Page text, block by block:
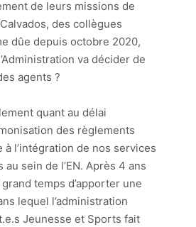
de leurs missions de
des collègues
dûe depuis octobre 2020,
va décider de
agents ?
quant au délai
des règlements
à l’intégration de nos services
sein de l’EN. Après 4 ans
temps d’apporter une
lequel l’administration
Jeunesse et Sports fait